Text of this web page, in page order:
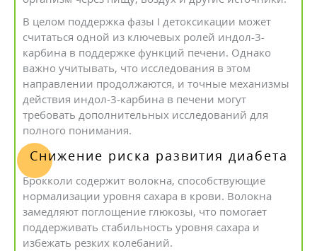
В целом поддержка фазы I детоксикации может
считаться одной из ключевых ролей индол-3-
карбина в поддержке функций печени. Однако
важно учитывать, что исследования в этом
направлении продолжаются, и точные механизмы
действия индол-3-карбина в печени могут
требовать дополнительных исследований для
полного понимания.
Снижение риска развития диабета
Брокколи содержит волокна, способствующие
нормализации уровня сахара в крови. Волокна
замедляют поглощение глюкозы, что помогает
поддерживать стабильность уровня сахара и
избежать резких колебаний.